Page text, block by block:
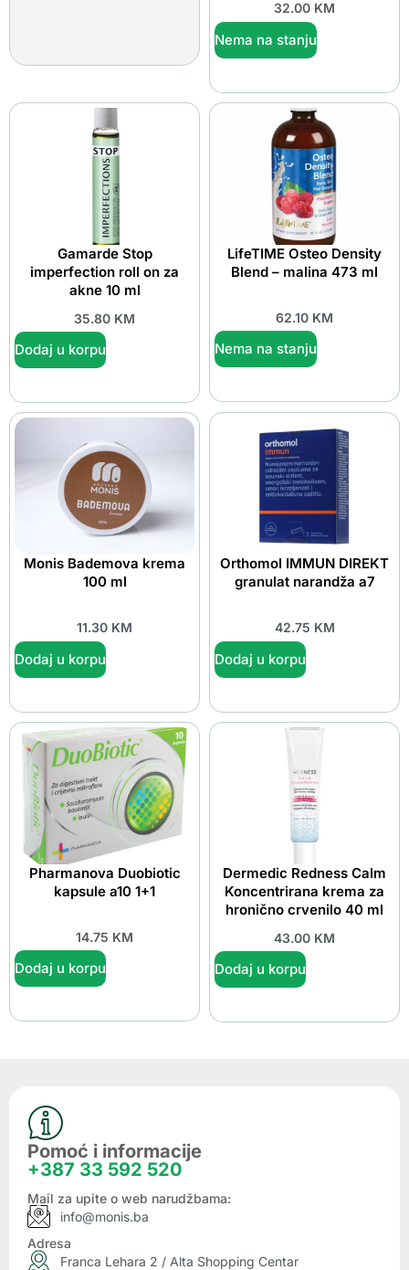
32.00 KM
Nema na stanju
Gamarde Stop
imperfection roll on za
akne 10 ml
35.80 KM
Dodaj u korpu
LifeTIME Osteo Density
Blend – malina 473 ml
62.10 KM
Nema na stanju
Monis Bademova krema
100 ml
11.30 KM
Dodaj u korpu
Orthomol IMMUN DIREKT
granulat narandža a7
42.75 KM
Dodaj u korpu
Pharmanova Duobiotic
kapsule a10 1+1
14.75 KM
Dodaj u korpu
Dermedic Redness Calm
Koncentrirana krema za
hronično crvenilo 40 ml
43.00 KM
Dodaj u korpu
Pomoć i informacije
+387 33 592 520
Mail za upite o web narudžbama:
info@monis.ba
Adresa
Franca Lehara 2 / Alta Shopping Centar